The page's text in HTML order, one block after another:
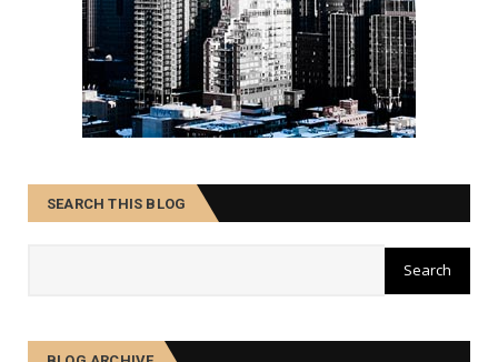
amet.
August 07, 2020
SEARCH THIS BLOG